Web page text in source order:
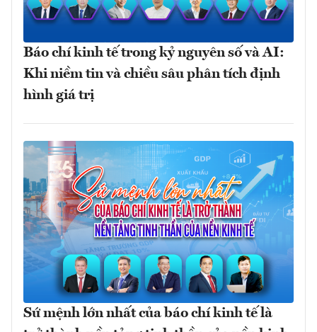
Báo chí kinh tế trong kỷ nguyên số và AI:
Khi niềm tin và chiều sâu phân tích định
hình giá trị
Sứ mệnh lớn nhất của báo chí kinh tế là